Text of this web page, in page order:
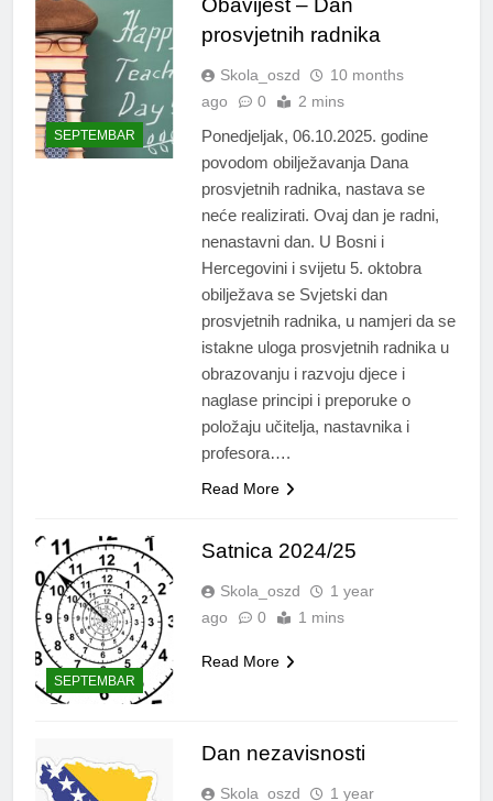
SEPTEMBAR
Obavijest – Dan
prosvjetnih radnika
Skola_oszd
10 months
ago
0 2 mins
Ponedjeljak, 06.10.2025. godine
povodom obilježavanja Dana
prosvjetnih radnika, nastava se
neće realizirati. Ovaj dan je radni,
nenastavni dan. U Bosni i
Hercegovini i svijetu 5. oktobra
obilježava se Svjetski dan
prosvjetnih radnika, u namjeri da se
istakne uloga prosvjetnih radnika u
obrazovanju i razvoju djece i
naglase principi i preporuke o
položaju učitelja, nastavnika i
profesora….
Read More
SEPTEMBAR
Satnica 2024/25
Skola_oszd
1 year
ago
0 1 mins
Read More
Dan nezavisnosti
Skola_oszd 1 year